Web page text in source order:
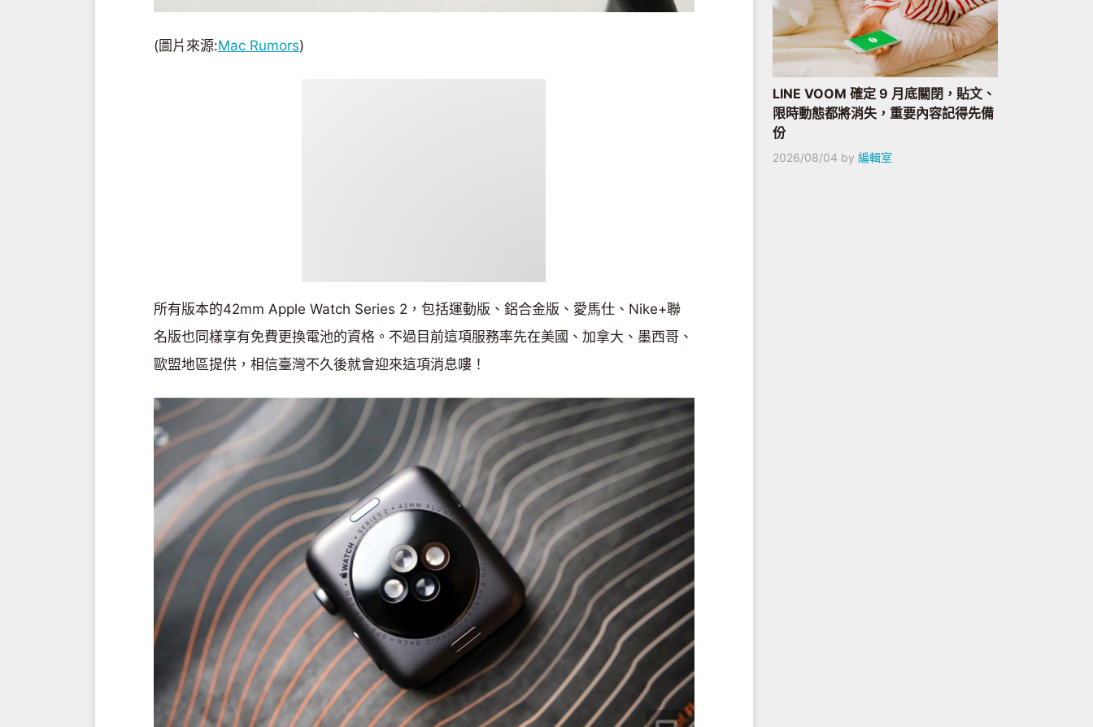
(圖片來源:Mac Rumors)
所有版本的42mm Apple Watch Series 2，包括運動版、鋁合金版、愛馬仕、Nike+聯
名版也同樣享有免費更換電池的資格。不過目前這項服務率先在美國、加拿大、墨西哥、
歐盟地區提供，相信臺灣不久後就會迎來這項消息嘍！
LINE VOOM 確定 9 月底關閉，貼文、
限時動態都將消失，重要內容記得先備
份
2026/08/04 by 編輯室